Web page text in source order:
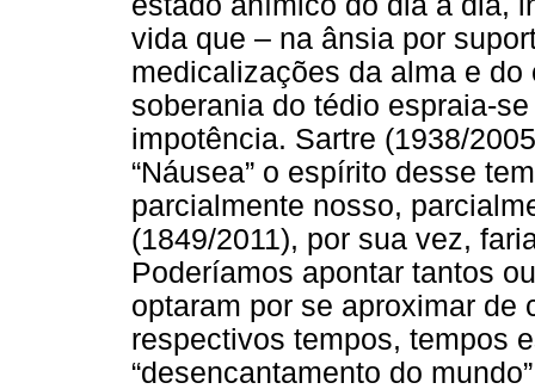
vida que – na ânsia por
medicalizações da alma e
soberania do tédio espraia-
impotência. Sartre (1938/
“Náusea” o espírito desse
parcialmente nosso,
(1849/2011), por sua vez,
Poderíamos apontar tantos
optaram por se aproximar
respectivos tempos, tempos
“desencantamento do